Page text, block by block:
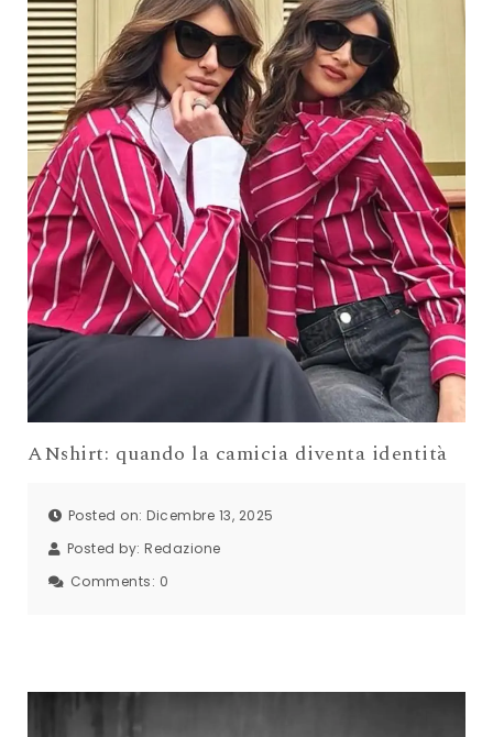
ANshirt: quando la camicia diventa identità
Posted on: Dicembre 13, 2025
Posted by: Redazione
Comments: 0